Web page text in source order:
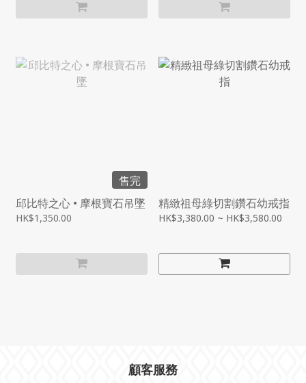
售完
邱比特之心 • 摩根寶石吊墜
HK$1,350.00
精緻祖母綠切割鑽石幼戒指
HK$3,380.00 ~ HK$3,580.00
顧客服務